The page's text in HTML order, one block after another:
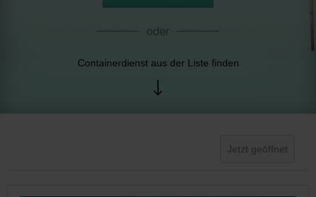
Containerdienst aus der Liste finden
Jetzt geöffnet